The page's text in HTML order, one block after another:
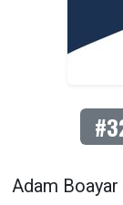
Adam